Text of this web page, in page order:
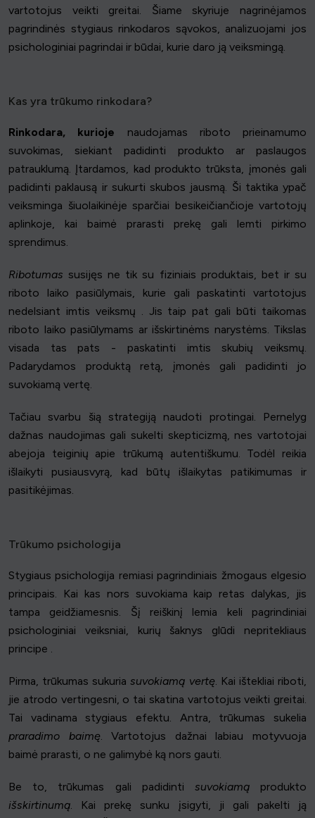
vartotojus veikti greitai. Šiame skyriuje nagrinėjamos
pagrindinės stygiaus rinkodaros sąvokos, analizuojami jos
psichologiniai pagrindai ir būdai, kurie daro ją veiksmingą.
Kas yra trūkumo rinkodara?
Rinkodara, kurioje naudojamas riboto prieinamumo
suvokimas, siekiant padidinti produkto ar paslaugos
patrauklumą. Įtardamos, kad produkto trūksta, įmonės gali
padidinti paklausą ir sukurti skubos jausmą. Ši taktika ypač
veiksminga šiuolaikinėje sparčiai besikeičiančioje vartotojų
aplinkoje, kai baimė prarasti prekę gali lemti pirkimo
sprendimus.
Ribotumas susijęs ne tik su fiziniais produktais, bet ir su
riboto laiko pasiūlymais, kurie gali paskatinti vartotojus
nedelsiant imtis veiksmų . Jis taip pat gali būti taikomas
riboto laiko pasiūlymams ar išskirtinėms narystėms. Tikslas
visada tas pats - paskatinti imtis skubių veiksmų.
Padarydamos produktą retą, įmonės gali padidinti jo
suvokiamą vertę.
Tačiau svarbu šią strategiją naudoti protingai. Pernelyg
dažnas naudojimas gali sukelti skepticizmą, nes vartotojai
abejoja teiginių apie trūkumą autentiškumu. Todėl reikia
išlaikyti pusiausvyrą, kad būtų išlaikytas patikimumas ir
pasitikėjimas.
Trūkumo psichologija
Stygiaus psichologija remiasi pagrindiniais žmogaus elgesio
principais. Kai kas nors suvokiama kaip retas dalykas, jis
tampa geidžiamesnis. Šį reiškinį lemia keli pagrindiniai
psichologiniai veiksniai, kurių šaknys glūdi nepritekliaus
principe .
Pirma, trūkumas sukuriasuvokiamą vertę. Kai ištekliai riboti,
jie atrodo vertingesni, o tai skatina vartotojus veikti greitai.
Tai vadinama stygiaus efektu. Antra, trūkumas sukelia
praradimo baimę. Vartotojus dažnai labiau motyvuoja
baimė prarasti, o ne galimybė ką nors gauti.
Be to, trūkumas gali padidinti suvokiamąprodukto
išskirtinumą. Kai prekę sunku įsigyti, ji gali pakelti ją